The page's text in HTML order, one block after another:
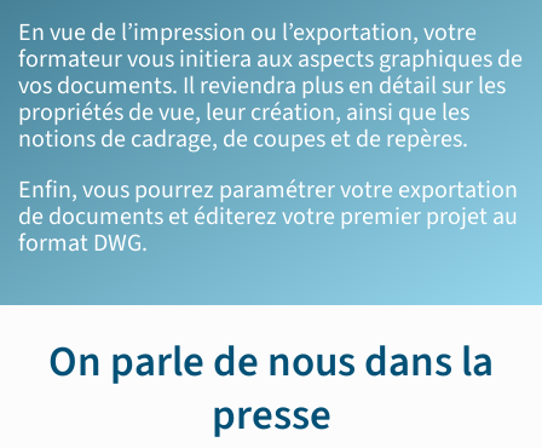
En vue de l’impression ou l’exportation, votre
formateur vous initiera aux aspects graphiques de
vos documents. Il reviendra plus en détail sur les
propriétés de vue, leur création, ainsi que les
notions de cadrage, de coupes et de repères.
Enfin, vous pourrez paramétrer votre exportation
de documents et éditerez votre premier projet au
format DWG.
On parle de nous dans la
presse